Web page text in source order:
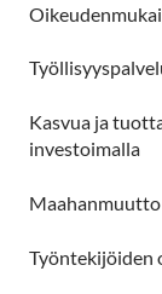
Kasvua ja
investoimalla
Työntekijöiden